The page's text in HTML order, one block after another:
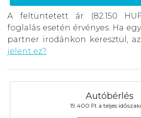
A feltüntetett ár (82.150
foglalás esetén érvényes. Ha
partner irodánkon keresztül,
jelent ez?
Autóbérlés
19.400 Ft a teljes